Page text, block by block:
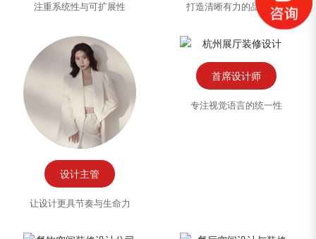
注重系统性与可扩展性 打造清晰有力的品牌形象
设计主管
让设计更具节奏与生命力
首席设计师
专注视觉语言的统一性